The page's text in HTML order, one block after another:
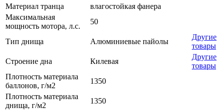
Материал транца
влагостойкая фанера
Максимальная
мощность мотора, л.с.
50
Тип днища Алюминиевые пайолы
Другие
товары
Строение дна
Килевая
Другие
товары
Плотность материала
баллонов, г/м2
1350
Плотность материала
днища, г/м2
1350